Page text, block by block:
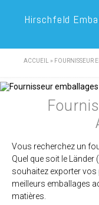
Hirschfeld
ACCUEIL » FOURNISSEUR
Vous recherchez un
Quel que soit le
souhaitez exporter
meilleurs emballages
matières.